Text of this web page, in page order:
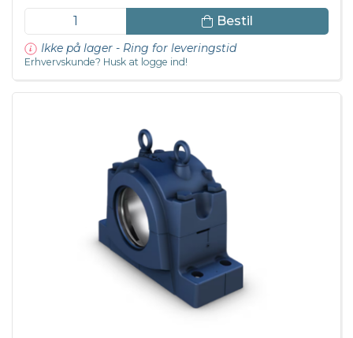
Bestil
Ikke på lager - Ring for leveringstid
Erhvervskunde? Husk at logge ind!